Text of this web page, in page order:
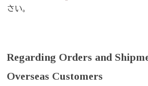
さい。
Regarding Orders and
Overseas Customers